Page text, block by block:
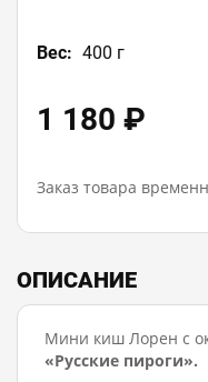
Белки: 9,5
Вес: 400 г
1 180 ₽
Заказ товара
ОПИСАНИЕ
Мини киш Лорен с
«Русские пироги».